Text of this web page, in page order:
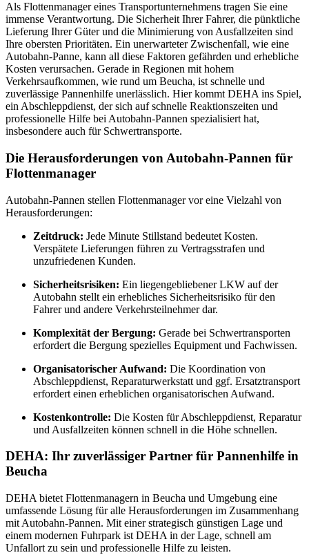
Als Flottenmanager eines Transportunternehmens tragen Sie eine
immense Verantwortung. Die Sicherheit Ihrer Fahrer, die pünktliche
Lieferung Ihrer Güter und die Minimierung von Ausfallzeiten sind
Ihre obersten Prioritäten. Ein unerwarteter Zwischenfall, wie eine
Autobahn-Panne, kann all diese Faktoren gefährden und erhebliche
Kosten verursachen. Gerade in Regionen mit hohem
Verkehrsaufkommen, wie rund um Beucha, ist schnelle und
zuverlässige Pannenhilfe unerlässlich. Hier kommt DEHA ins Spiel,
ein Abschleppdienst, der sich auf schnelle Reaktionszeiten und
professionelle Hilfe bei Autobahn-Pannen spezialisiert hat,
insbesondere auch für Schwertransporte.
Die Herausforderungen von Autobahn-Pannen für
Flottenmanager
Autobahn-Pannen stellen Flottenmanager vor eine Vielzahl von
Herausforderungen:
Zeitdruck: Jede Minute Stillstand bedeutet Kosten.
Verspätete Lieferungen führen zu Vertragsstrafen und
unzufriedenen Kunden.
Sicherheitsrisiken: Ein liegengebliebener LKW auf der
Autobahn stellt ein erhebliches Sicherheitsrisiko für den
Fahrer und andere Verkehrsteilnehmer dar.
Komplexität der Bergung: Gerade bei Schwertransporten
erfordert die Bergung spezielles Equipment und Fachwissen.
Organisatorischer Aufwand: Die Koordination von
Abschleppdienst, Reparaturwerkstatt und ggf. Ersatztransport
erfordert einen erheblichen organisatorischen Aufwand.
Kostenkontrolle: Die Kosten für Abschleppdienst, Reparatur
und Ausfallzeiten können schnell in die Höhe schnellen.
DEHA: Ihr zuverlässiger Partner für Pannenhilfe in
Beucha
DEHA bietet Flottenmanagern in Beucha und Umgebung eine
umfassende Lösung für alle Herausforderungen im Zusammenhang
mit Autobahn-Pannen. Mit einer strategisch günstigen Lage und
einem modernen Fuhrpark ist DEHA in der Lage, schnell am
Unfallort zu sein und professionelle Hilfe zu leisten.